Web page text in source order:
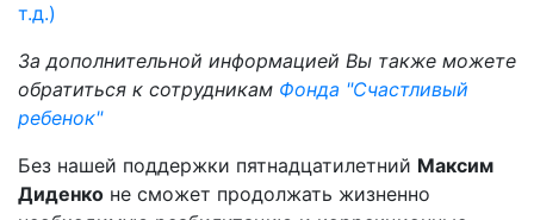
т.д.)
За дополнительной информацией Вы также можете
обратиться к сотрудникам Фонда "Счастливый
ребенок"
Без нашей поддержки пятнадцатилетний Максим
Диденко не сможет продолжать жизненно